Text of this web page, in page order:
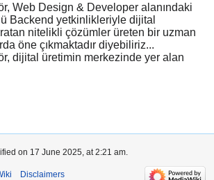
Web Design & Developer alanındaki
Backend yetkinlikleriyle dijital
nitelikli çözümler üreten bir uzman
öne çıkmaktadır diyebiliriz...
dijital üretimin merkezinde yer alan
on 17 June 2025, at 2:21 am.
Disclaimers